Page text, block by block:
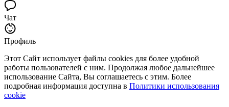
Чат
Профиль
Этот Сайт использует файлы cookies для более удобной
работы пользователей с ним. Продолжая любое дальнейшее
использование Сайта, Вы соглашаетесь с этим. Более
подробная информация доступна в Политики использования
cookie